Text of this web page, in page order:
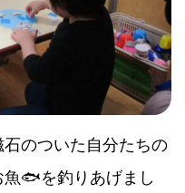
のついた自分たちの
🐟を釣りあげまし